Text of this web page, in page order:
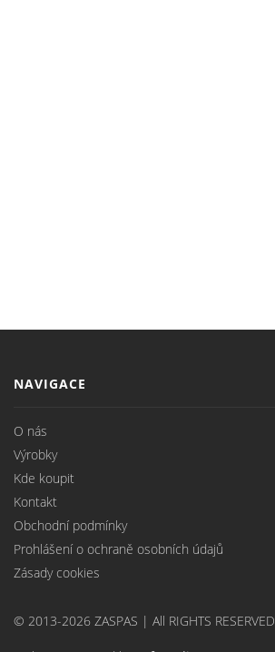
NAVIGACE
O nás
Výrobky
Kde koupit
Kontakt
Obchodní podmínky
Prohlášení o ochraně osobních údajů
Zásady cookies
© 2013-2026 ZASPAS | All RIGHTS RESERVED